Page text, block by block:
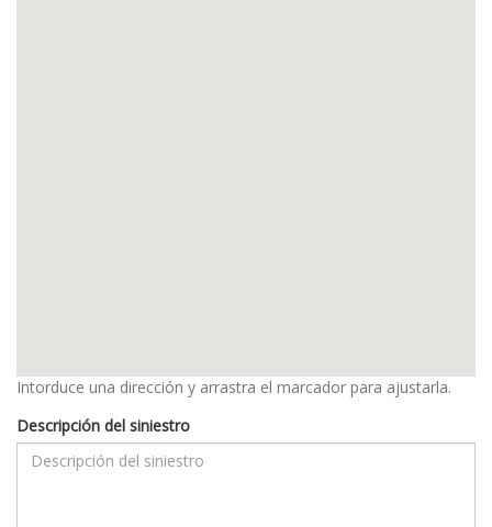
Intorduce una dirección y arrastra el marcador para ajustarla.
Descripción del siniestro